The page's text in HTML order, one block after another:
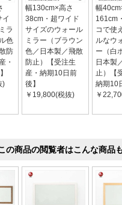
イ
ラ
色
防
・
)
幅130cm×高さ
38cm・超ワイド
サイズのウォール
ミラー（ブラウン
色／日本製／飛散
防止）【受注生
産・納期10日前
後】
￥19,800(税抜)
幅
161cm
コで使
ルなウ
ー（白
日本製
止）【
納期10
￥
の商品の閲覧者はこんな商品